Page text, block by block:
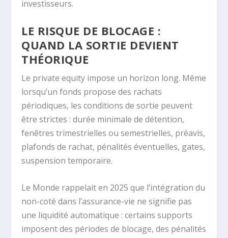
investisseurs.
LE RISQUE DE BLOCAGE :
QUAND LA SORTIE DEVIENT
THÉORIQUE
Le private equity impose un horizon long. Même
lorsqu’un fonds propose des rachats
périodiques, les conditions de sortie peuvent
être strictes : durée minimale de détention,
fenêtres trimestrielles ou semestrielles, préavis,
plafonds de rachat, pénalités éventuelles, gates,
suspension temporaire.
Le Monde rappelait en 2025 que l’intégration du
non-coté dans l’assurance-vie ne signifie pas
une liquidité automatique : certains supports
imposent des périodes de blocage, des pénalités